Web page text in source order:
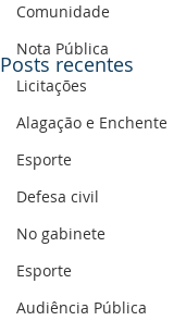
Comunidade
Nota Pública
Licitações
Alagação e Enchente
Esporte
Defesa civil
No gabinete
Esporte
Audiência Pública
Posts recentes